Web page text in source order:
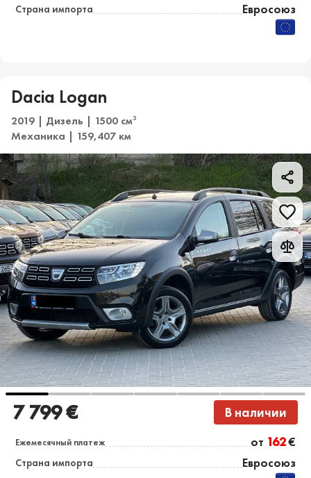
Страна импорта Евросоюз
Dacia Logan
2019 | Дизель | 1500 см3
Механика | 159,407 км
7 799 € В наличии
Ежемесячный платеж от 162€
Страна импорта Евросоюз